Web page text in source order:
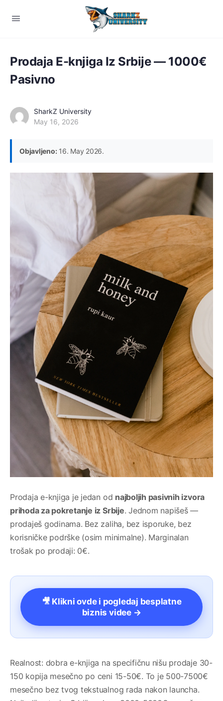
Prodaja E-knjiga Iz Srbije — 1000€
Pasivno
SharkZ University
May 16, 2026
Objavljeno:16. May 2026.
Prodaja e-knjiga je jedan od najboljih pasivnih izvora
prihoda za pokretanje iz Srbije. Jednom napišeš —
prodaješ godinama. Bez zaliha, bez isporuke, bez
korisničke podrške (osim minimalne). Marginalan
trošak po prodaji: 0€.
🎥 Klikni ovde i pogledaj besplatne
biznis videe →
Realnost: dobra e-knjiga na specifičnu nišu prodaje 30-
150 kopija mesečno po ceni 15-50€. To je 500-7500€
mesečno bez tvog tekstualnog rada nakon launcha.